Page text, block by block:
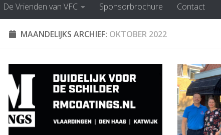
De Vrienden van VFC Sponsorbrochure Contact
MAANDELIJKS ARCHIEF: OKTOBER 2022